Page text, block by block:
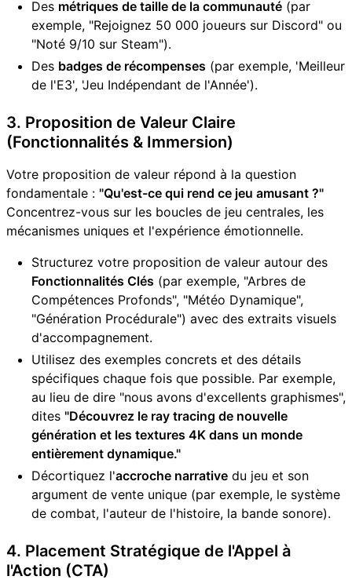
Des métriques de taille de la communauté (par
exemple, "Rejoignez 50 000 joueurs sur Discord" ou
"Noté 9/10 sur Steam").
Des badges de récompenses (par exemple, 'Meilleur
de l'E3', 'Jeu Indépendant de l'Année').
3. Proposition de Valeur Claire
(Fonctionnalités & Immersion)
Votre proposition de valeur répond à la question
fondamentale : "Qu'est-ce qui rend ce jeu amusant ?"
Concentrez-vous sur les boucles de jeu centrales, les
mécanismes uniques et l'expérience émotionnelle.
Structurez votre proposition de valeur autour des
Fonctionnalités Clés (par exemple, "Arbres de
Compétences Profonds", "Météo Dynamique",
"Génération Procédurale") avec des extraits visuels
d'accompagnement.
Utilisez des exemples concrets et des détails
spécifiques chaque fois que possible. Par exemple,
au lieu de dire "nous avons d'excellents graphismes",
dites "Découvrez le ray tracing de nouvelle
génération et les textures 4K dans un monde
entièrement dynamique."
Décortiquez l'accroche narrative du jeu et son
argument de vente unique (par exemple, le système
de combat, l'auteur de l'histoire, la bande sonore).
4. Placement Stratégique de l'Appel à
l'Action (CTA)